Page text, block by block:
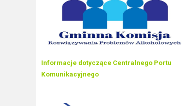
Informacje dotyczące Centralnego Portu
Komunikacyjnego